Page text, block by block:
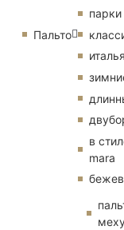
Пальто
парки
в
mara